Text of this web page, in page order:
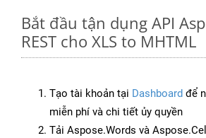
Bắt đầu tận dụng API
REST cho XLS to MHTML
Tạo tài khoản tại Dashboard để
miễn phí và chi tiết ủy quyền
Tải Aspose.Words và